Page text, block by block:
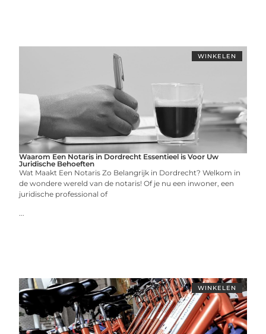
WINKELEN
Waarom Een Notaris in Dordrecht Essentieel is Voor Uw
Juridische Behoeften
Wat Maakt Een Notaris Zo Belangrijk in Dordrecht? Welkom in
de wondere wereld van de notaris! Of je nu een inwoner, een
juridische professional of
...
WINKELEN